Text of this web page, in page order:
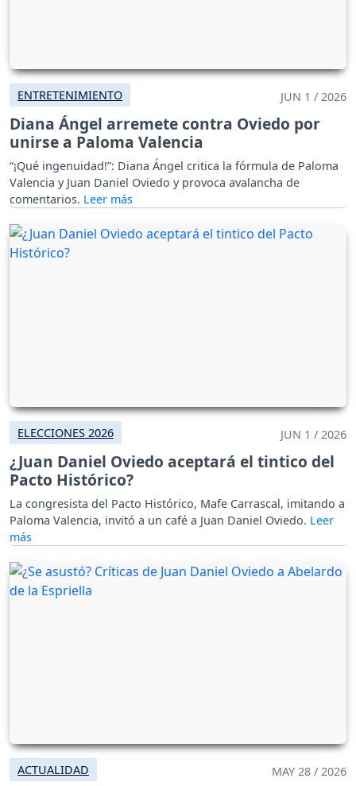
ENTRETENIMIENTO JUN 1 / 2026
Diana Ángel arremete contra Oviedo por
unirse a Paloma Valencia
“¡Qué ingenuidad!”: Diana Ángel critica la fórmula de Paloma
Valencia y Juan Daniel Oviedo y provoca avalancha de
comentarios.
ELECCIONES 2026 JUN 1 / 2026
¿Juan Daniel Oviedo aceptará el tintico del
Pacto Histórico?
La congresista del Pacto Histórico, Mafe Carrascal, imitando a
Paloma Valencia, invitó a un café a Juan Daniel Oviedo.
ACTUALIDAD MAY 28 / 2026